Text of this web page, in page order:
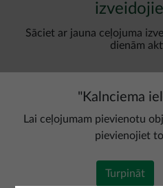
Sāciet ar jauna ceļojuma
dienām
Pievienot
" Kalnciema
Lai ceļojumam pievienotu
pievienojiet
Turpināt